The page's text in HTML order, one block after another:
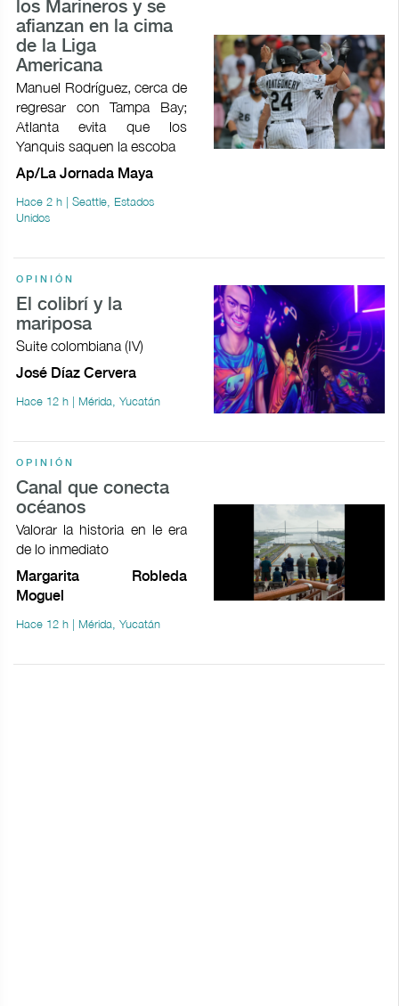
los Marineros y se
afianzan en la cima
de la Liga
Americana
Manuel Rodríguez, cerca de
regresar con Tampa Bay;
Atlanta evita que los
Yanquis saquen la escoba
Ap/La Jornada Maya
Hace 2 h | Seattle, Estados
Unidos
OPINIÓN
El colibrí y la
mariposa
Suite colombiana (IV)
José Díaz Cervera
Hace 12 h | Mérida, Yucatán
OPINIÓN
Canal que conecta
océanos
Valorar la historia en le era
de lo inmediato
Margarita Robleda
Moguel
Hace 12 h | Mérida, Yucatán